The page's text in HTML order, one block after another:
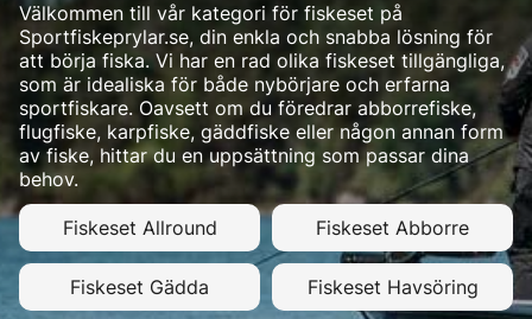
Välkommen till vår kategori för fiskeset på
Sportfiskeprylar.se, din enkla och snabba lösning för
att börja fiska. Vi har en rad olika fiskeset tillgängliga,
som är idealiska för både nybörjare och erfarna
sportfiskare. Oavsett om du föredrar abborrefiske,
flugfiske, karpfiske, gäddfiske eller någon annan form
av fiske, hittar du en uppsättning som passar dina
behov.
Fiskeset Allround Fiskeset Abborre
Fiskeset Gädda Fiskeset Havsöring